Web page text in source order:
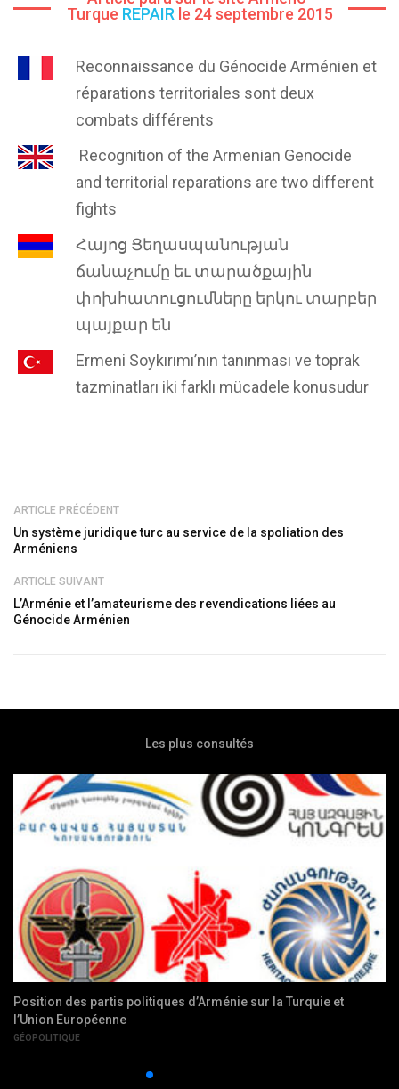
Turque REPAIR le 24 septembre 2015
Reconnaissance du Génocide Arménien et
réparations territoriales sont deux
combats différents
Recognition of the Armenian Genocide
and territorial reparations are two different
fights
Հայոց Ցեղասպանության
ճանաչումը եւ տարածքային
փոխհատուցումները երկու տարբեր
պայքար են
Ermeni Soykırımı’nın tanınması ve toprak
tazminatları iki farklı mücadele konusudur
ARTICLE PRÉCÉDENT
Un système juridique turc au service de la spoliation des
Arméniens
ARTICLE SUIVANT
L’Arménie et l’amateurisme des revendications liées au
Génocide Arménien
Les plus consultés
Un système juridique turc au service de la spoliation des
Arméniens
SOCIÉTÉ